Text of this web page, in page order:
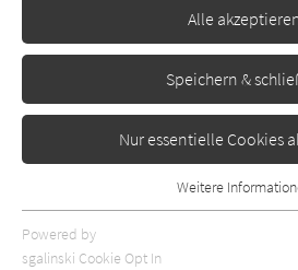
Oetinger
Alle
Speichern &
Nur essentielle Cookies
Essentielle Cookies werden für
Webseite benötigt. Dadurch ist
Weitere
Powered by
sgalinski Cookie Opt In